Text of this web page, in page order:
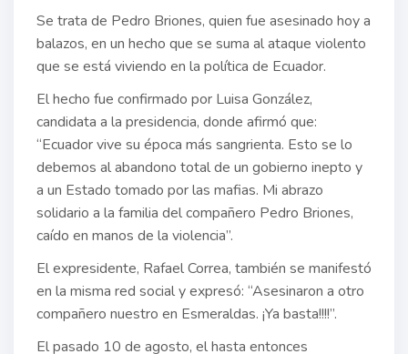
Se trata de Pedro Briones, quien fue asesinado hoy a
balazos, en un hecho que se suma al ataque violento
que se está viviendo en la política de Ecuador.
El hecho fue confirmado por Luisa González,
candidata a la presidencia, donde afirmó que:
“Ecuador vive su época más sangrienta. Esto se lo
debemos al abandono total de un gobierno inepto y
a un Estado tomado por las mafias. Mi abrazo
solidario a la familia del compañero Pedro Briones,
caído en manos de la violencia”.
El expresidente, Rafael Correa, también se manifestó
en la misma red social y expresó: “Asesinaron a otro
compañero nuestro en Esmeraldas. ¡Ya basta!!!!”.
El pasado 10 de agosto, el hasta entonces